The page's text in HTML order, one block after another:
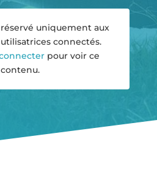
uniquement aux
connectés.
pour voir ce
contenu.